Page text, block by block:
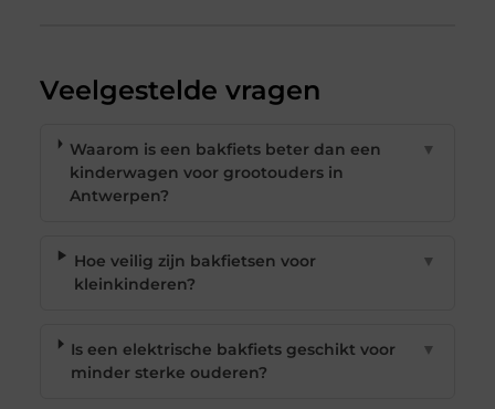
Veelgestelde vragen
Waarom is een bakfiets beter dan een
kinderwagen voor grootouders in
Antwerpen?
▼
Hoe veilig zijn bakfietsen voor
kleinkinderen?
▼
Is een elektrische bakfiets geschikt voor
minder sterke ouderen?
▼